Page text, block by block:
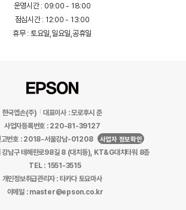
운영시간 : 09:00 - 18:00
점심시간 : 12:00 - 13:00
휴무 : 토요일,일요일,공휴일
한국엡손(주)
대표이사 : 모로후시 준
사업자등록번호 : 220-81-39127
고번호 : 2018-서울강남-01208
사업자 정보확인
강남구 테헤란로98길 8 (대치동), KT&G대치타워 8층
TEL : 1551-3515
개인정보취급관리자 : 타카다 토요마사
이메일 : master@epson.co.kr